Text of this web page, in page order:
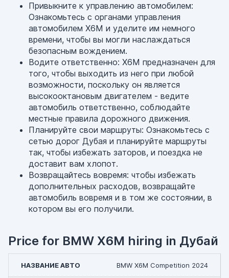
Привыкните к управлению автомобилем:
Ознакомьтесь с органами управления
автомобилем X6M и уделите им немного
времени, чтобы вы могли наслаждаться
безопасным вождением.
Водите ответственно: X6M предназначен для
того, чтобы выходить из него при любой
возможности, поскольку он является
высокооктановым двигателем - ведите
автомобиль ответственно, соблюдайте
местные правила дорожного движения.
Планируйте свои маршруты: Ознакомьтесь с
сетью дорог Дубая и планируйте маршруты
так, чтобы избежать заторов, и поездка не
доставит вам хлопот.
Возвращайтесь вовремя: чтобы избежать
дополнительных расходов, возвращайте
автомобиль вовремя и в том же состоянии, в
котором вы его получили.
Price for BMW X6M hiring in Дубай
BMW X6M Competition 2024